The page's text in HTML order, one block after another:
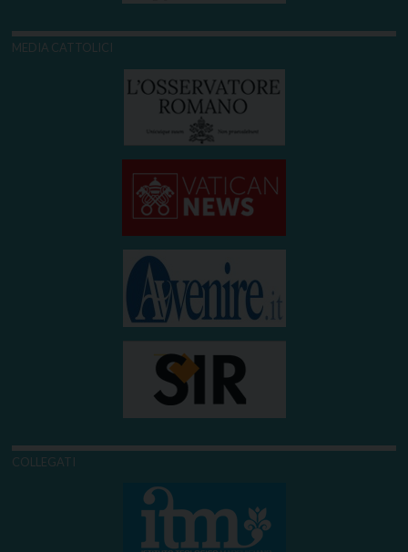
MEDIA CATTOLICI
COLLEGATI